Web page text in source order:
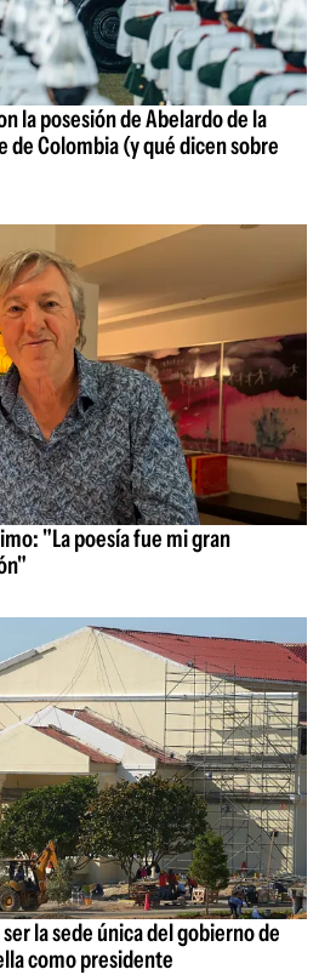
la posesión de Abelardo de la
de Colombia (y qué dicen sobre
"La poesía fue mi gran
la sede única del gobierno de
como presidente